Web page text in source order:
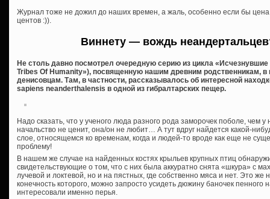
Журнал тоже не дожил до наших времен, а жаль, особенно если бы
центов :)).
Виннету — вождь
Не столь давно посмотрел очередную серию из цикла
Tribes Of Humanity»), посвященную нашим древним родственникам,
денисовцам. Там, в частности, рассказывалось об интересной
sapiens neanderthalensis в одной из гибралтарских пещер.
Надо сказать, что у ученого люда разного рода заморочек поболе, чем
начальство не ценит, она/он не любит… А тут вдруг найдется какой-
слое, относящемся ко временам, когда и людей-то вроде как еще не
проблему!
В нашем же случае на найденных костях крыльев крупных птиц
свидетельствующие о том, что с них была аккуратно снята «шкура» с
лучевой и локтевой, но и на пястных, где собственно мяса и нет. Это
конечность которого, можно запросто усидеть дюжину баночек пенного
интересовали именно перья.